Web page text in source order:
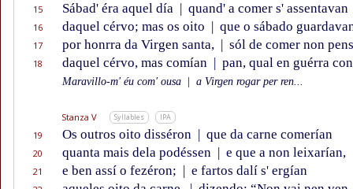
15 Sábad' éra aquel día | quand' a comer s' assentavan
16 daquel cérvo; mas os oito | que o sábado
17 por honrra da Virgen santa, | sól de comer non
18 daquel cérvo, mas comían | pan, qual en guérra
Maravillo-m' éu com' ousa a Virgen rogar per ren...
Stanza V Syllables IPA
19 Os outros oito disséron | que da carne comerían
20 quanta mais dela podéssen | e que a non leixarían,
21 e ben assí o fezéron; | e fartos dalí s' ergían